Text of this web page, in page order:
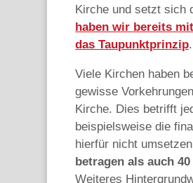
Kirche und setzt sich
haben wir bereits
das Taupunktprinzip
Viele Kirchen haben
gewisse
Kirche. Dies betrifft
beispielsweise die
hierfür nicht
betragen als auch
Weiteres